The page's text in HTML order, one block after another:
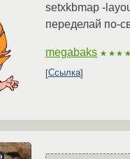
setxkbmap -
переделай по-
megabaks ★★★★
Ссылка